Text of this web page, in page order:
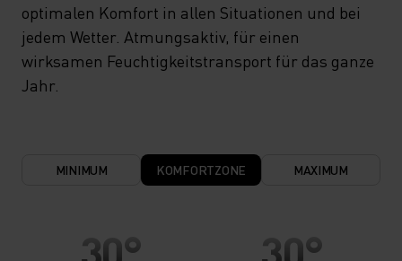
optimalen Komfort in allen Situationen und bei
jedem Wetter. Atmungsaktiv, für einen
wirksamen Feuchtigkeitstransport für das ganze
Jahr.
MINIMUM KOMFORTZONE MAXIMUM